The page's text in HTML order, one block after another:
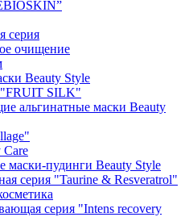
серия
очищение
Beauty Style
"FRUIT SILK"
альгинатные маски Beauty
Care
маски-пудинги Beauty Style
серия "Taurine & Resveratrol"
серия "Intens recovery